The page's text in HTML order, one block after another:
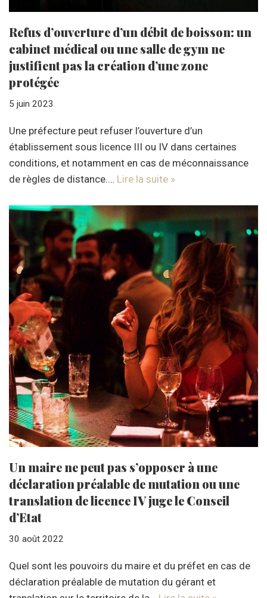
Refus d’ouverture d’un débit de boisson: un
cabinet médical ou une salle de gym ne
justifient pas la création d’une zone
protégée
5 juin 2023
Une préfecture peut refuser l’ouverture d’un
établissement sous licence III ou IV dans certaines
conditions, et notamment en cas de méconnaissance
de règles de distance.… Lire la suite »
Un maire ne peut pas s’opposer à une
déclaration préalable de mutation ou une
translation de licence IV juge le Conseil
d’Etat
30 août 2022
Quel sont les pouvoirs du maire et du préfet en cas de
déclaration préalable de mutation du gérant et